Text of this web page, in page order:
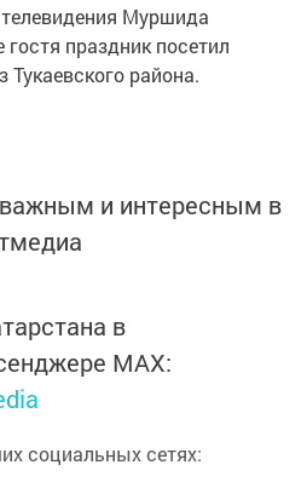
Муршида
праздник посетил
Тукаевского района.
и интересным в
в
MАХ:
социальных сетях: